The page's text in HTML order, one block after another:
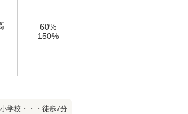
60%
150%
学校・・・徒歩7分